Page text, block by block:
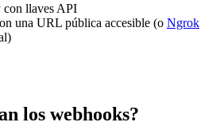
con llaves API
una URL pública accesible (o Ngrok
los webhooks?